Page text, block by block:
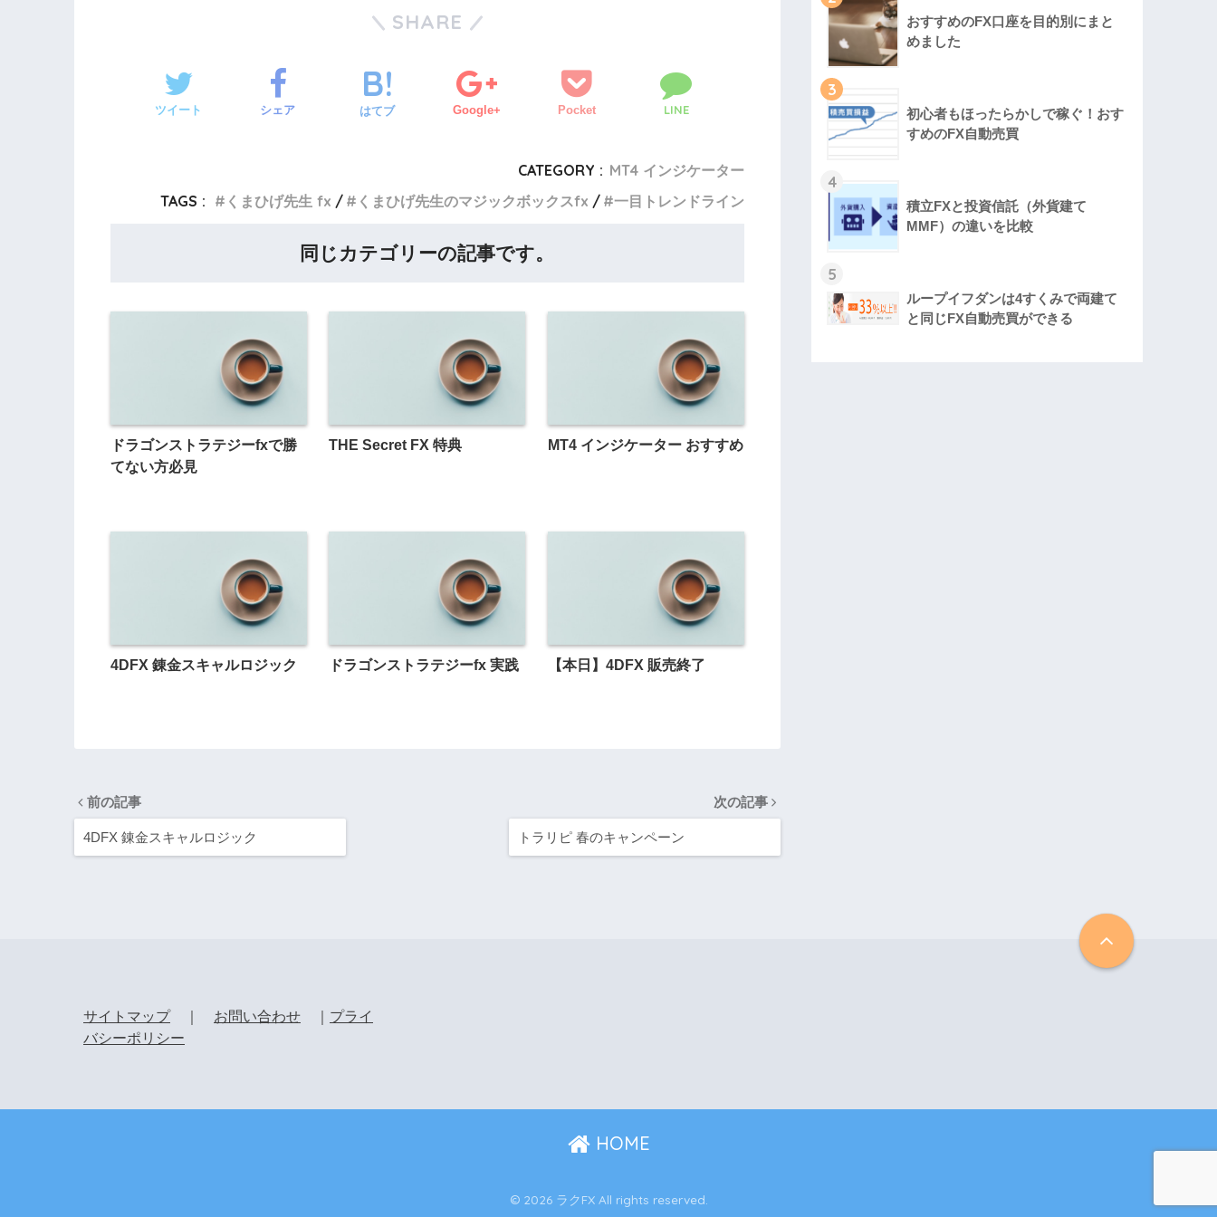
SHARE
ツイート シェア はてブ Google+ Pocket LINE
CATEGORY : MT4 インジケーター
TAGS :
くまひげ先生 fx くまひげ先生のマジックボックスfx 一目トレンドライン
同じカテゴリーの記事です。
ドラゴンストラテジーfxで勝
てない方必見
THE Secret FX 特典 MT4 インジケーター おすすめ
4DFX 錬金スキャルロジック ドラゴンストラテジーfx 実践 【本日】4DFX 販売終了
前の記事
4DFX 錬金スキャルロジック
次の記事
トラリピ 春のキャンペーン
おすすめのFX口座を目的別にまと
めました
3
初心者もほったらかしで稼ぐ！おす
すめのFX自動売買
4
積立FXと投資信託（外貨建て
MMF）の違いを比較
5
ループイフダンは4すくみで両建て
と同じFX自動売買ができる
サイトマップ｜ お問い合わせ
プライ
バシーポリシー
HOME
© 2026 ラクFX All rights reserved.